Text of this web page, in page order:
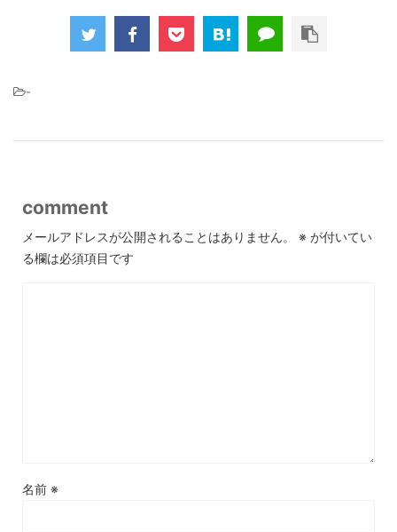
-
comment
メールアドレスが公開されることはありません。 ※ が付いてい
る欄は必須項目です
名前 ※